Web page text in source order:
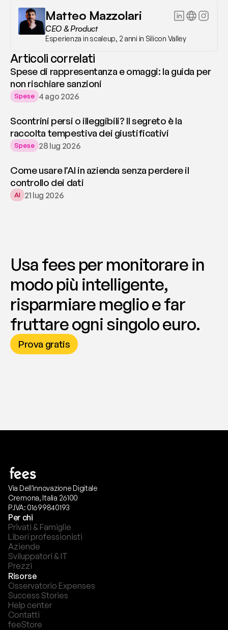
Matteo Mazzolari
CEO & Product
Esperienza in scaleup, 2 anni in Silicon Valley
Articoli correlati
Spese di rappresentanza e omaggi: la guida per
non rischiare sanzioni
Spese 4 ago 2026
Scontrini persi o illeggibili? Il segreto è la
raccolta tempestiva dei giustificativi
Spese 28 lug 2026
Come usare l’AI in azienda senza perdere il
controllo dei dati
AI 21 lug 2026
Usa fees per monitorare in
modo più intelligente,
risparmiare meglio e far
fruttare ogni singolo euro.
Prova gratis
Via Dell'innovazione Digitale
Cremona, Italia 26100
P.IVA: 01699840193
Per chi
Privati & Famiglie
Liberi professionisti
Aziende
Sviluppatori & IT
Prezzi
Risorse
Osservatorio Expenses
Success Stories
Help center
Contatti
feeStore